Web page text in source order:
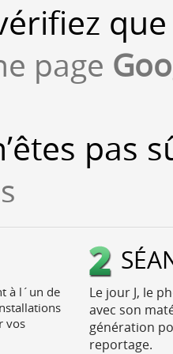
page
pas
à l´un de
vos
Le jour J, le
avec son
génération
reportage.